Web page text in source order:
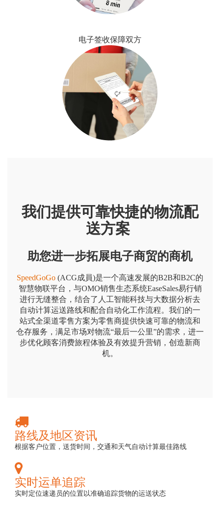
电子签收保障双方
我们提供可靠快捷的物流配
送方案
助您进一步拓展电子商贸的商机
SpeedGoGo (ACG成員)是一个高速发展的B2B和B2C的
智慧物联平台，与OMO销售生态系统EaseSales易行销
进行无缝整合，结合了人工智能科技与大数据分析去
自动计算运送路线和配合自动化工作流程。我们的一
站式全渠道零售方案为零售商提供快速可靠的物流和
仓存服务，满足市场对物流“最后一公里”的需求，进一
步优化顾客消费旅程体验及有效提升营销，创造新商
机。
路线及地区资讯
根据客户位置，送货时间，交通和天气自动计算最佳路线
实时运单追踪
实时定位速递员的位置以准确追踪货物的运送状态